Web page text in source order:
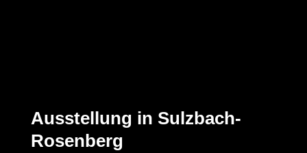
Ausstellung in Sulzbach-
Rosenberg